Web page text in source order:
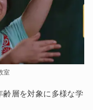
室
齢層を対象に多様な学